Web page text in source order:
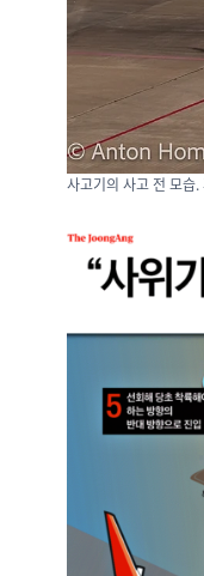
사고기의 사고 전 모습